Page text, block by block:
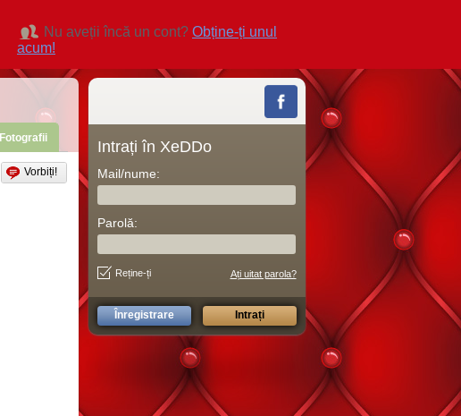
Nu aveții încă un cont? Obține-ți unul
acum!
Fotografii
Vorbiți!
Intrați în XeDDo
Mail/nume:
Parolă:
Reține-ți Ați uitat parola?